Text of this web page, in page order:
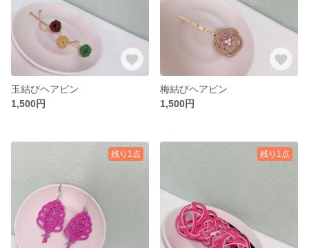
玉結びヘアピン
1,500円
梅結びヘアピン
1,500円
残り1点 残り1点